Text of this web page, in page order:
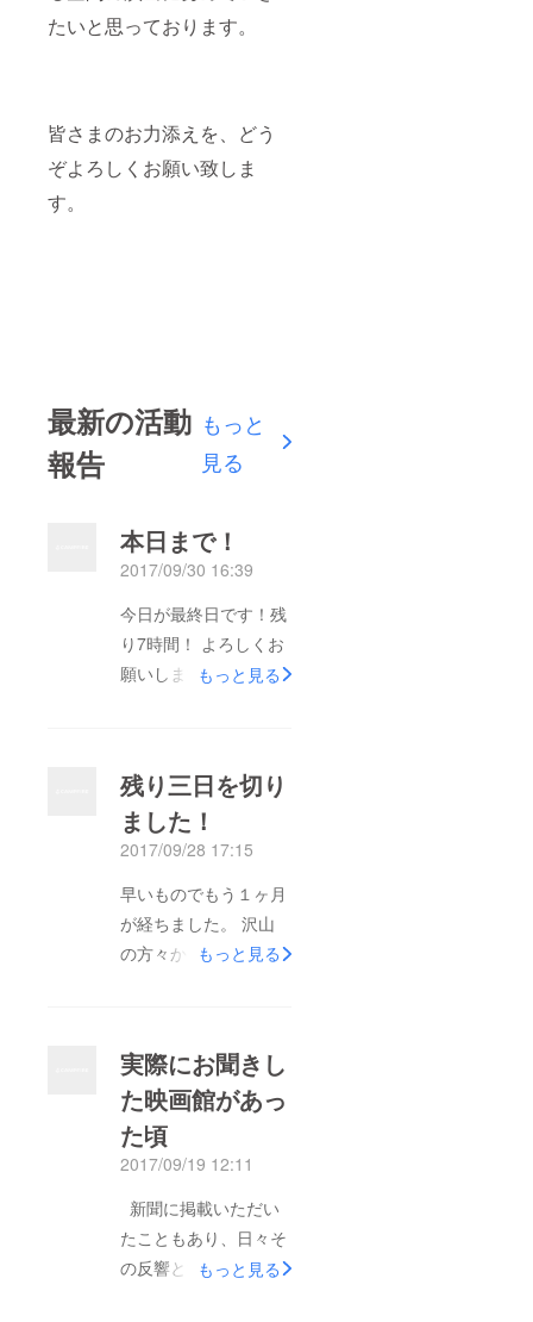
たいと思っております。
皆さまのお力添えを、どう
ぞよろしくお願い致しま
す。
最新の活動
報告
もっと
見る
本日まで！
2017/09/30 16:39
今日が最終日です！残
り7時間！ よろしくお
願いします！！ 現在
観たくなります（笑）
ドキュメンタリーや、
ファンタジー、邦画
や、洋画。 沢山面白
そうな物がある中楽し
い時間と、充実感をご
す！！！
もっと見る
残り三日を切り
ました！
2017/09/28 17:15
早いものでもう１ヶ月
が経ちました。 沢山
の方々から応援して頂
パートでお声かけさせ
ていただきます！ ご
迷惑かと思いますがよ
ろしくお願いします！
企画して、七尾にもこ
んなに沢山映画を見た
いという想いを持って
もっと見る
実際にお聞きし
た映画館があっ
た頃
2017/09/19 12:11
新聞に掲載いただい
たこともあり、日々そ
の反響と温かいご声援
もっと見る